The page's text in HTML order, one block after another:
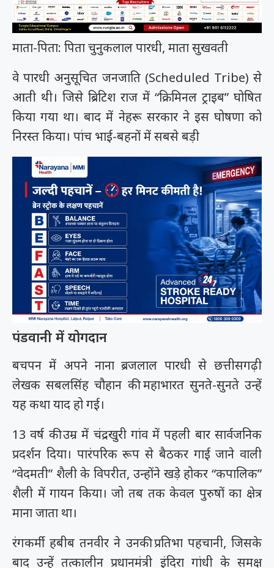
माता-पिता: पिता चुनुकलाल पारधी, माता सुखवती
वे पारधी अनुसूचित जनजाति (Scheduled Tribe) से
आती थी। जिसे ब्रिटिश राज में “क्रिमिनल ट्राइब” घोषित
किया गया था। बाद में नेहरू सरकार ने इस घोषणा को
निरस्त किया। पांच भाई-बहनों में सबसे बड़ी
पंडवानी में योगदान
बचपन में अपने नाना ब्रजलाल पारधी से छत्तीसगढ़ी
लेखक सबलसिंह चौहान की महाभारत सुनते-सुनते उन्हें
यह कथा याद हो गई।
13 वर्ष की उम्र में चंद्रखुरी गांव में पहली बार सार्वजनिक
प्रदर्शन दिया। पारंपरिक रूप से बैठकर गाई जाने वाली
“वेदमती” शैली के विपरीत, उन्होंने खड़े होकर “कपालिक”
शैली में गायन किया। जो तब तक केवल पुरुषों का क्षेत्र
माना जाता था।
रंगकर्मी हबीब तनवीर ने उनकी प्रतिभा पहचानी, जिसके
बाद उन्हें तत्कालीन प्रधानमंत्री इंदिरा गांधी के समक्ष